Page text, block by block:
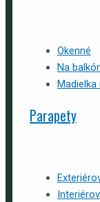
Okenné
Na
Parapety